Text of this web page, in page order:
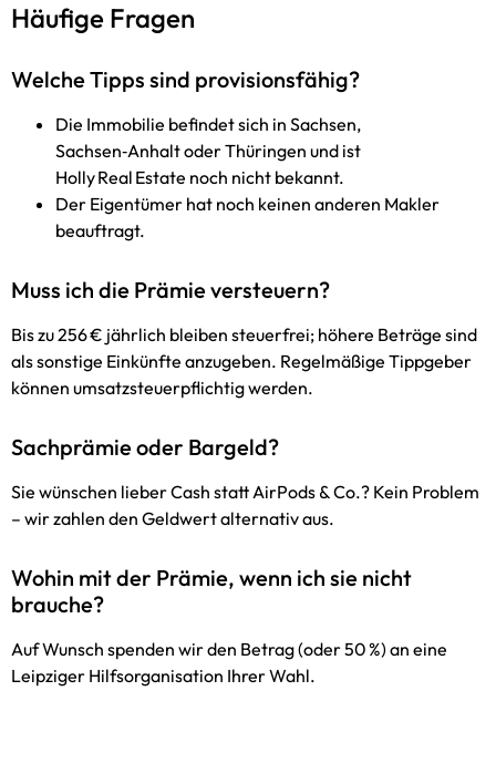
Häufige Fragen
Welche Tipps sind provisions­fähig?
Die Immobilie befindet sich in Sachsen,
Sachsen‑Anhalt oder Thüringen und ist
Holly Real Estate noch nicht bekannt.
Der Eigentümer hat noch keinen anderen Makler
beauftragt.
Muss ich die Prämie versteuern?
Bis zu 256 € jährlich bleiben steuerfrei; höhere Beträge sind
als sonstige Einkünfte anzugeben. Regel­mäßige Tippgeber
können umsatz­steuer­pflichtig werden.
Sachprämie oder Bargeld?
Sie wünschen lieber Cash statt AirPods & Co.? Kein Problem
– wir zahlen den Geldwert alternativ aus.
Wohin mit der Prämie, wenn ich sie nicht
brauche?
Auf Wunsch spenden wir den Betrag (oder 50 %) an eine
Leipziger Hilfs­organisation Ihrer Wahl.